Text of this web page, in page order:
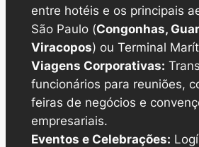
entre hotéis e os principais
São Paulo (Congonhas,
Viracopos) ou Terminal
Viagens Corporativas:
funcionários para reuniões,
feiras de negócios e
empresariais.
Eventos e Celebrações: